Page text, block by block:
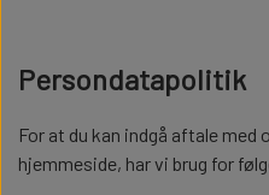
Persondatapolitik
For at du kan indgå aftale med
hjemmeside, har vi brug for